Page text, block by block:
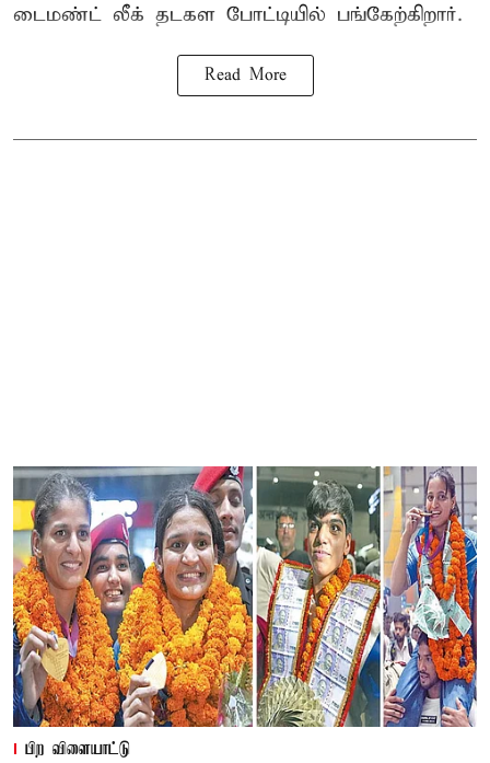
டைமண்ட் லீக் தடகள போட்டியில் பங்கேற்கிறார்.
Read More
பிற விளையாட்டு